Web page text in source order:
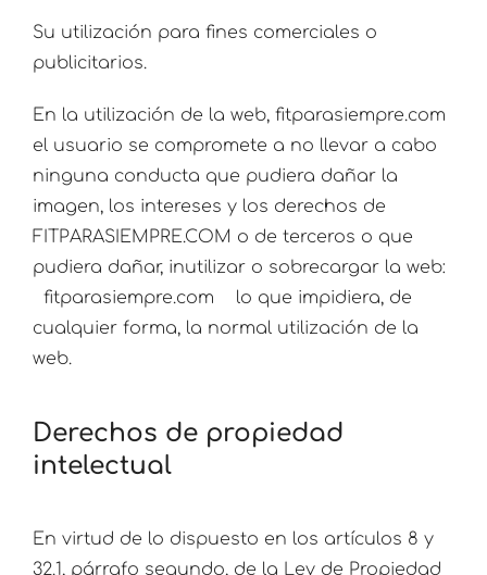
Su utilización para fines comerciales o
publicitarios.
En la utilización de la web, fitparasiempre.com
el usuario se compromete a no llevar a cabo
ninguna conducta que pudiera dañar la
imagen, los intereses y los derechos de
FITPARASIEMPRE.COM o de terceros o que
pudiera dañar, inutilizar o sobrecargar la web:
fitparasiempre.com lo que impidiera, de
cualquier forma, la normal utilización de la
web.
Derechos de propiedad
intelectual
En virtud de lo dispuesto en los artículos 8 y
32.1, párrafo segundo, de la Ley de Propiedad